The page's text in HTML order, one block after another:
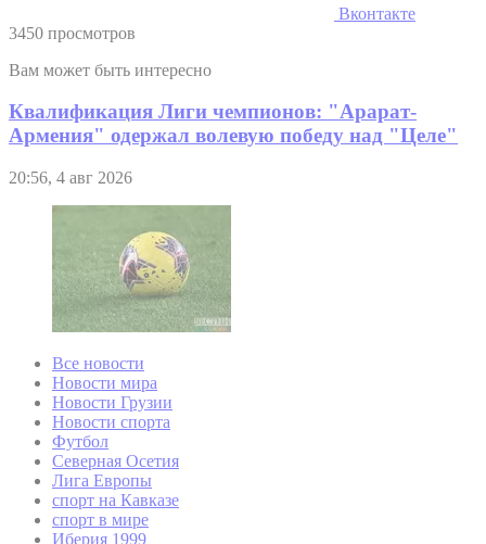
Вконтакте
3450 просмотров
Вам может быть интересно
Квалификация Лиги чемпионов: "Арарат-
Армения" одержал волевую победу над "Целе"
20:56, 4 авг 2026
Все новости
Новости мира
Новости Грузии
Новости спорта
Футбол
Северная Осетия
Лига Европы
спорт на Кавказе
спорт в мире
Иберия 1999